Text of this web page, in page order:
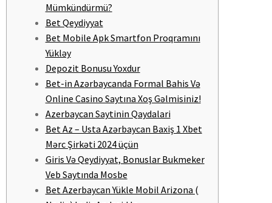
Mümkündürmü?
Bet Qeydiyyat
Bet Mobile Apk Smartfon Proqramını
Yükləy
Depozit Bonusu Yoxdur
Bet-in Azərbaycanda Formal Bahis Və
Online Casino Saytına Xoş Gəlmisiniz!
Azerbaycan Saytinin Qaydalari
Bet Az – Usta Azərbaycan Baxiş 1 Xbet
Mərc Şirkəti 2024 üçün
Giris Və Qeydiyyat, Bonuslar Bukmeker
Veb Saytında Mosbe
Bet Azerbaycan Yükle Mobil Arizona (